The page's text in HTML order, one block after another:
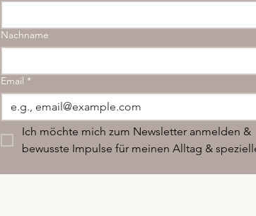
Nachname
Email *
Ich möchte mich zum Newsletter anmelden &
bewusste Impulse für meinen Alltag &